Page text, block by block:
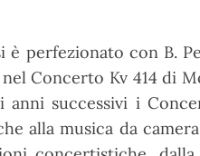
è perfezionato con B.
Concerto Kv 414 di
anni successivi i
alla musica da